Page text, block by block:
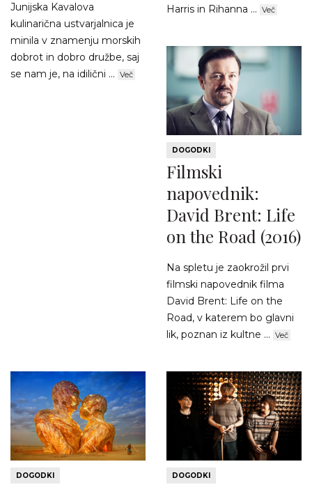
Junijska Kavalova
kulinarična ustvarjalnica je
minila v znamenju morskih
dobrot in dobro družbe, saj
se nam je, na idilični ... Več
Harris in Rihanna ... Več
DOGODKI
Filmski
napovednik:
David Brent: Life
on the Road (2016)
Na spletu je zaokrožil prvi
filmski napovednik filma
David Brent: Life on the
Road, v katerem bo glavni
lik, poznan iz kultne ... Več
DOGODKI DOGODKI